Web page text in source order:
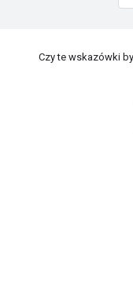
Czy te wskazówki